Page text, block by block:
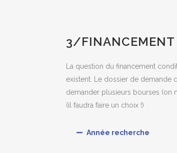
3/FINANCEMENT
La question du financement
existent. Le dossier de demande
demander plusieurs bourses (on
(il faudra faire un choix !)
Année recherche